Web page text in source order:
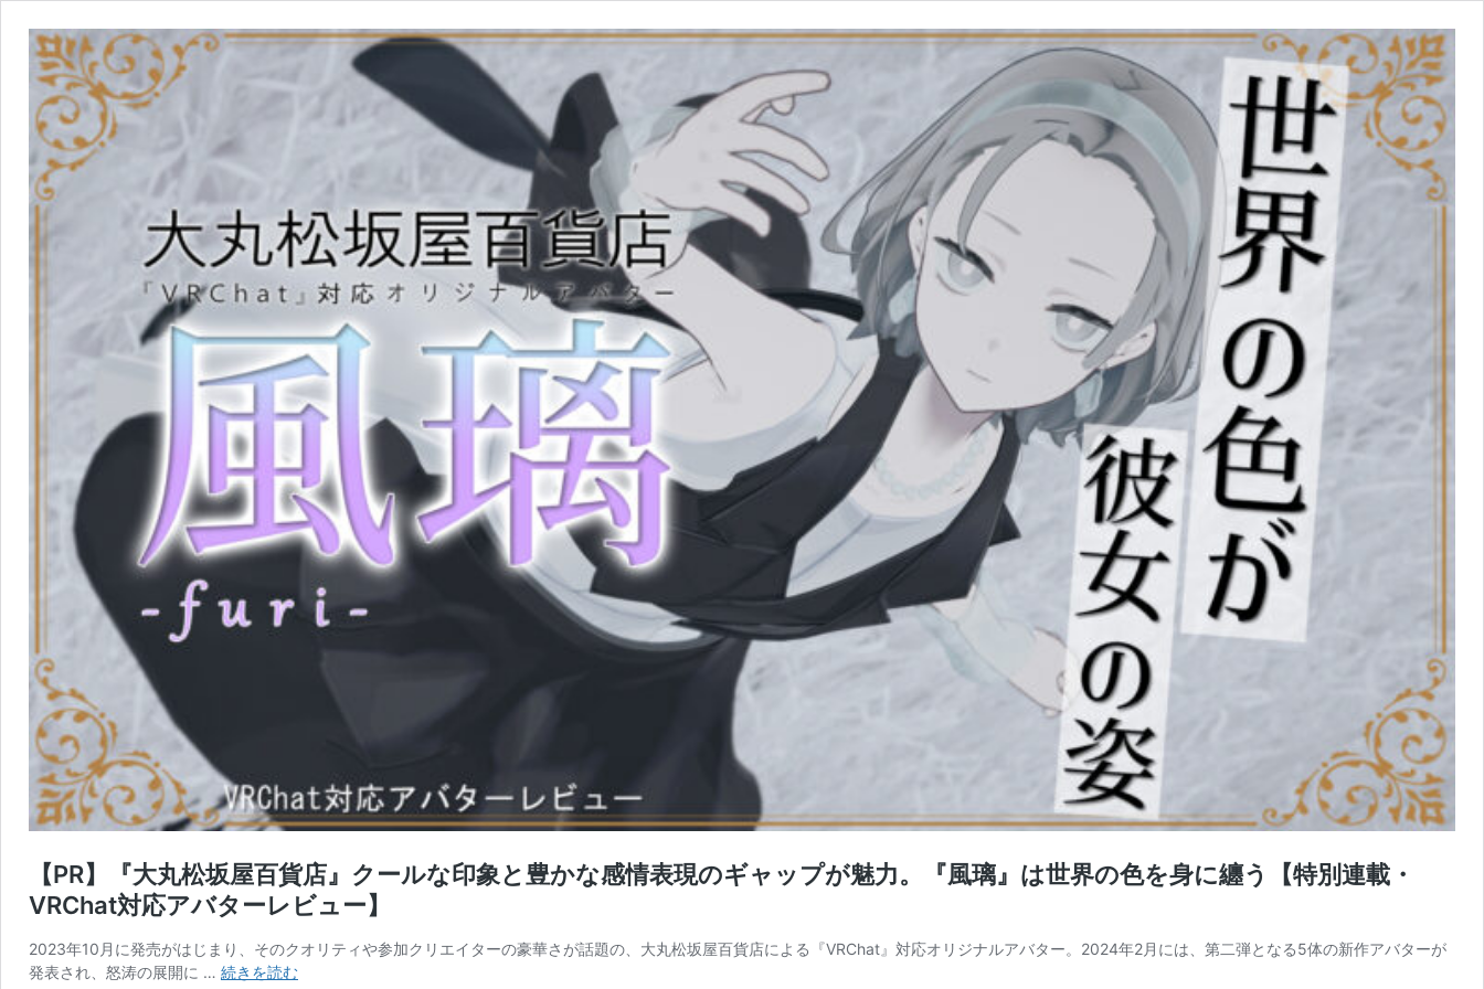
【PR】『大丸松坂屋百貨店』クールな印象と豊かな感情表現のギャップが魅力。『風璃』は世界の色を身に纏う【特別連載・
VRChat対応アバターレビュー】
2023年10月に発売がはじまり、そのクオリティや参加クリエイターの豪華さが話題の、大丸松坂屋百貨店による『VRChat』対応オリジナルアバター。2024年2月には、第二弾となる5体の新作アバターが
発表され、怒涛の展開に … 続きを読む【PR】